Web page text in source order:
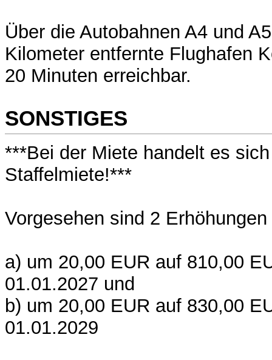
Über die Autobahnen A4 und
Kilometer entfernte Flughafen
20 Minuten erreichbar.
SONSTIGES
***Bei der Miete handelt es
Staffelmiete!***
Vorgesehen sind 2
a) um 20,00 EUR auf 810,00
01.01.2027 und
b) um 20,00 EUR auf 830,00
01.01.2029